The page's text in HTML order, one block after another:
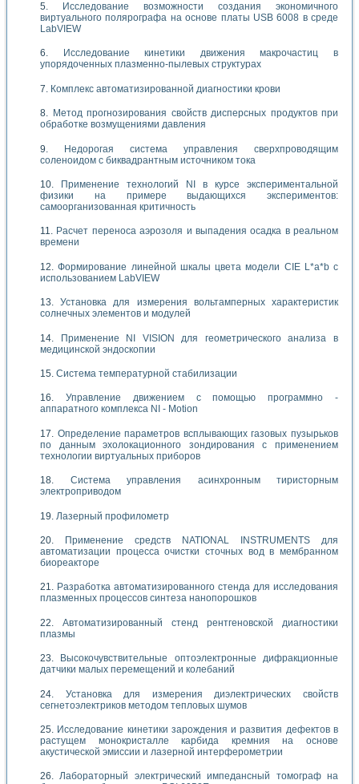
Исследование возможности создания экономичного
виртуального полярографа на основе платы USB 6008 в среде
LabVIEW
Исследование кинетики движения макрочастиц в
упорядоченных плазменно-пылевых структурах
Комплекс автоматизированной диагностики крови
Метод прогнозирования свойств дисперсных продуктов при
обработке возмущениями давления
Недорогая система управления сверхпроводящим
соленоидом с биквадрантным источником тока
Применение технологий NI в курсе экспериментальной
физики на примере выдающихся экспериментов:
самоорганизованная критичность
Расчет переноса аэрозоля и выпадения осадка в реальном
времени
Формирование линейной шкалы цвета модели CIE L*a*b с
использованием LabVIEW
Установка для измерения вольтамперных характеристик
солнечных элементов и модулей
Применение NI VISION для геометрического анализа в
медицинской эндоскопии
Система температурной стабилизации
Управление движением с помощью программно -
аппаратного комплекса NI - Motion
Определение параметров всплывающих газовых пузырьков
по данным эхолокационного зондирования с применением
технологии виртуальных приборов
Система управления асинхронным тиристорным
электроприводом
Лазерный профилометр
Применение средств NATIONAL INSTRUMENTS для
автоматизации процесса очистки сточных вод в мембранном
биореакторе
Разработка автоматизированного стенда для исследования
плазменных процессов синтеза нанопорошков
Автоматизированный стенд рентгеновской диагностики
плазмы
Высокочувствительные оптоэлектронные дифракционные
датчики малых перемещений и колебаний
Установка для измерения диэлектрических свойств
сегнетоэлектриков методом тепловых шумов
Исследование кинетики зарождения и развития дефектов в
растущем монокристалле карбида кремния на основе
акустической эмиссии и лазерной интерферометрии
Лабораторный электрический импедансный томограф на